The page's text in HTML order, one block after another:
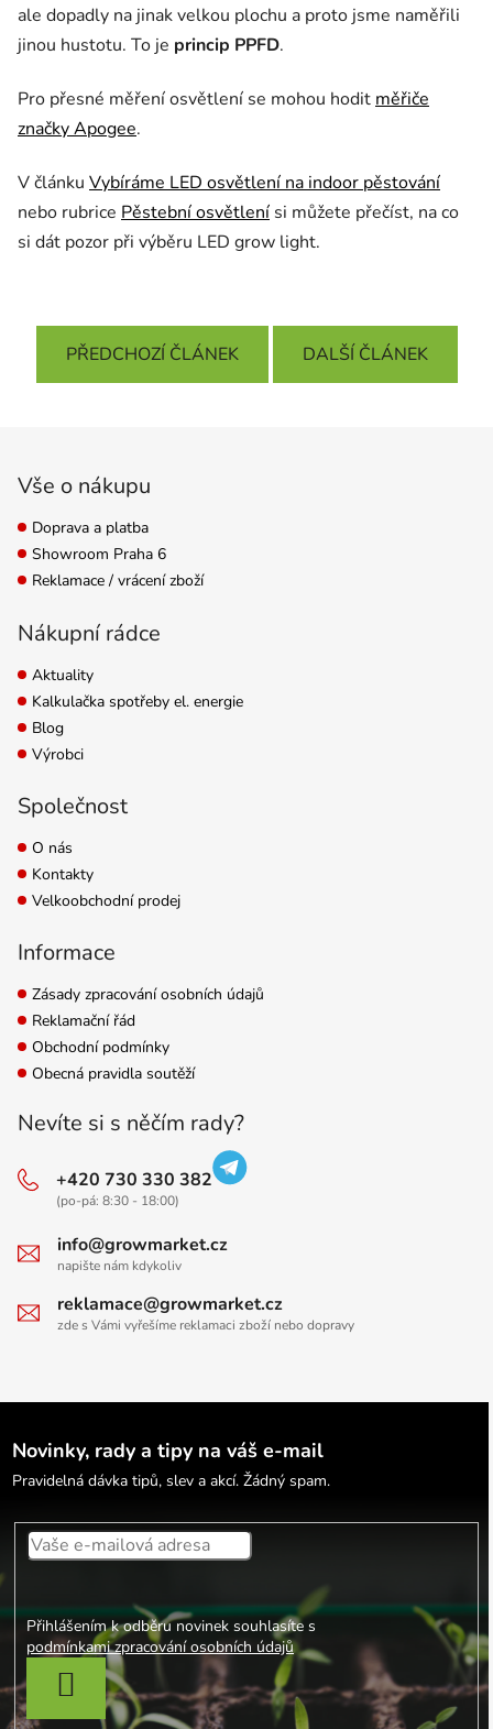
ale dopadly na jinak velkou plochu a proto jsme naměřili
jinou hustotu. To je princip PPFD.
Pro přesné měření osvětlení se mohou hodit měřiče
značky Apogee.
V článku Vybíráme LED osvětlení na indoor pěstování
nebo rubrice Pěstební osvětlení si můžete přečíst, na co
si dát pozor při výběru LED grow light.
PŘEDCHOZÍ ČLÁNEK DALŠÍ ČLÁNEK
Vše o nákupu
Doprava a platba
Showroom Praha 6
Reklamace / vrácení zboží
Nákupní rádce
Aktuality
Kalkulačka spotřeby el. energie
Blog
Výrobci
Společnost
O nás
Kontakty
Velkoobchodní prodej
Informace
Zásady zpracování osobních údajů
Reklamační řád
Obchodní podmínky
Obecná pravidla soutěží
Nevíte si s něčím rady?
+420 730 330 382
(po-pá: 8:30 - 18:00)
info@growmarket.cz
napište nám kdykoliv
reklamace@growmarket.cz
zde s Vámi vyřešíme reklamaci zboží nebo dopravy
Novinky, rady a tipy na váš e-mail
Pravidelná dávka tipů, slev a akcí. Žádný spam.
Přihlášením k odběru novinek souhlasíte s
podmínkami zpracování osobních údajů
PŘIHLÁSIT SE